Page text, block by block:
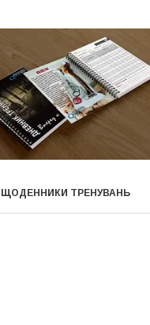
ЩОДЕННИКИ ТРЕНУВАНЬ